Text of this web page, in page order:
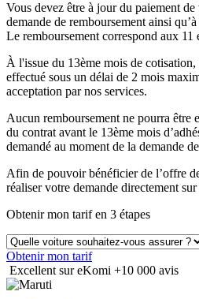
Vous devez être à jour du paiement
demande de remboursement ainsi
Le remboursement correspond aux 11
À l'issue du 13ème mois de cotisation,
effectué sous un délai de 2 mois
acceptation par nos services.
Aucun remboursement ne pourra être
du contrat avant le 13ème mois
demandé au moment de la demande
Afin de pouvoir bénéficier de l’offre
réaliser votre demande directement
Obtenir mon tarif en 3 étapes
Obtenir mon tarif
Excellent sur eKomi +10 000 avis